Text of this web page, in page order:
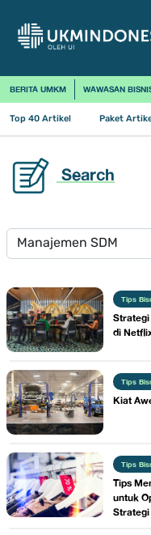
BERITA UMKM WAWASAN
Top 40 Artikel Paket
Search
Tips
Strategi
di
Tips
​Kiat
Tips
​Tips
untuk
Strategi